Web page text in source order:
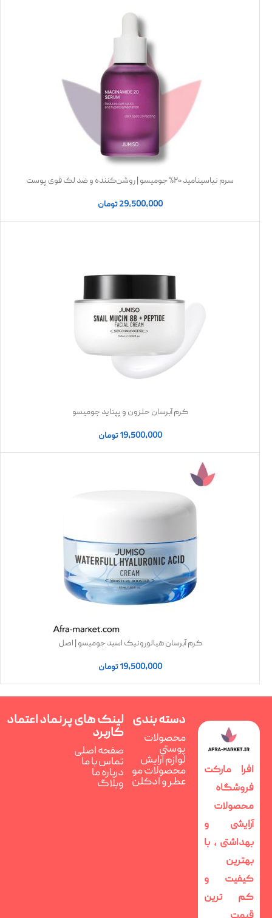
سرم نیاسینامید ۲۰% جومیسو | روشن‌کننده و ضد لک قوی پوست
29,500,000تومان
کرم آبرسان حلزون و پپتاید جومیسو
19,500,000تومان
کرم آبرسان هیالورونیک اسید جومیسو | اصل
19,500,000تومان
افرا مارکت
فروشگاه
محصولات
آرایشی و
بهداشتی ، با
بهترین
کیفیت و
کم ترین
دسته بندی
محصولات
پوستی
لوازم آرایش
محصولات مو
عطر و ادکلن
لینک های پر
کاربرد
صفحه اصلی
تماس با ما
درباره ما
وبلاگ
نماد اعتماد